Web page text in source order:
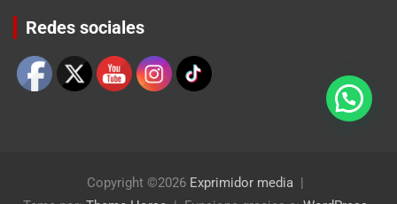
Redes sociales
Copyright ©2026 Exprimidor media